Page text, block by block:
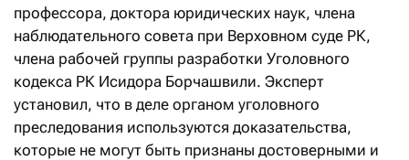
профессора, доктора юридических наук, члена
наблюдательного совета при Верховном суде РК,
члена рабочей группы разработки Уголовного
кодекса РК Исидора Борчашвили. Эксперт
установил, что в деле органом уголовного
преследования используются доказательства,
которые не могут быть признаны достоверными и